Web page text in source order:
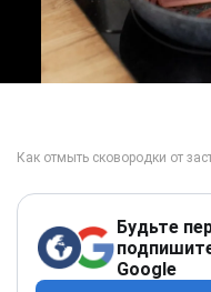
Будьте
Google